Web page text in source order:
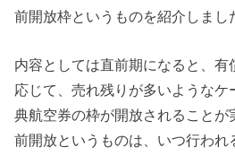
前開放枠というものを紹介しまし
内容としては直前期になると、有
応じて、売れ残りが多いようなケ
典航空券の枠が開放されることが
前開放というものは、いつ行われ